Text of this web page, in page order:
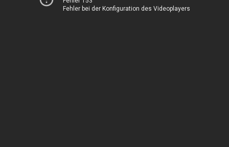
Fehler bei der Konfiguration des Videoplayers